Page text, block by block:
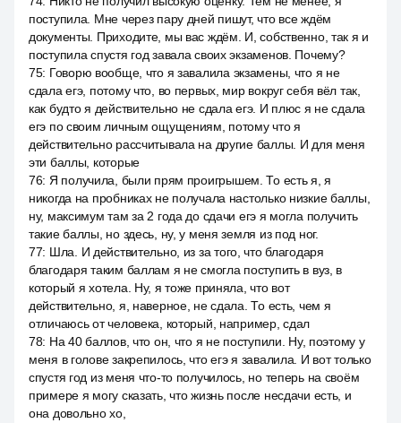
поступила. Мне через пару дней пишут, что все ждём
документы. Приходите, мы вас ждём. И, собственно, так я и
поступила спустя год завала своих экзаменов. Почему?
75: Говорю вообще, что я завалила экзамены, что я не
сдала егэ, потому что, во первых, мир вокруг себя вёл так,
как будто я действительно не сдала егэ. И плюс я не сдала
егэ по своим личным ощущениям, потому что я
действительно рассчитывала на другие баллы. И для меня
эти баллы, которые
76: Я получила, были прям проигрышем. То есть я, я
никогда на пробниках не получала настолько низкие баллы,
ну, максимум там за 2 года до сдачи егэ я могла получить
такие баллы, но здесь, ну, у меня земля из под ног.
77: Шла. И действительно, из за того, что благодаря
благодаря таким баллам я не смогла поступить в вуз, в
который я хотела. Ну, я тоже приняла, что вот
действительно, я, наверное, не сдала. То есть, чем я
отличаюсь от человека, который, например, сдал
78: На 40 баллов, что он, что я не поступили. Ну, поэтому у
меня в голове закрепилось, что егэ я завалила. И вот только
спустя год из меня что-то получилось, но теперь на своём
примере я могу сказать, что жизнь после несдачи есть, и
она довольно хо,